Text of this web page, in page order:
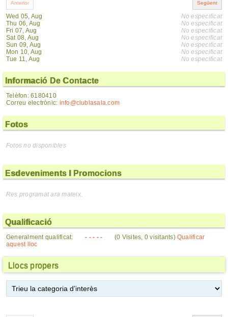
Wed 05, Aug
Thu 06, Aug
Fri 07, Aug
Sat 08, Aug
Sun 09, Aug
Mon 10, Aug
Tue 11, Aug
No especificat
No especificat
No especificat
No especificat
No especificat
No especificat
No especificat
Informació De Contacte
Telèfon: 6180410
Correu electrònic: info@clublasala.com
Fotos
Fotos no disponibles
Esdeveniments I Promocions
Res programat ara mateix.
Qualificació
Generalment qualificat: - - - - - (0 Visites, 0 visitants)Qualificar
aquest lloc
Llocs propers